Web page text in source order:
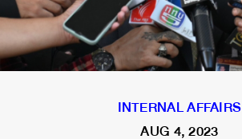
INTERNAL AFFAIRS
AUG 4, 2023